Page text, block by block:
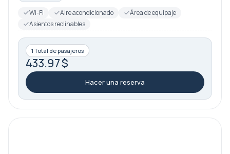
Wi-Fi
Aire acondicionado
Área de equipaje
Asientos reclinables
1 Total de pasajeros
433.97 $
Hacer una reserva